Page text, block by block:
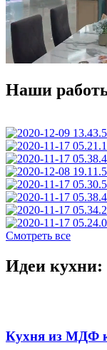
Наши
Смотреть все
Идеи кухни:
Кухня из МДФ